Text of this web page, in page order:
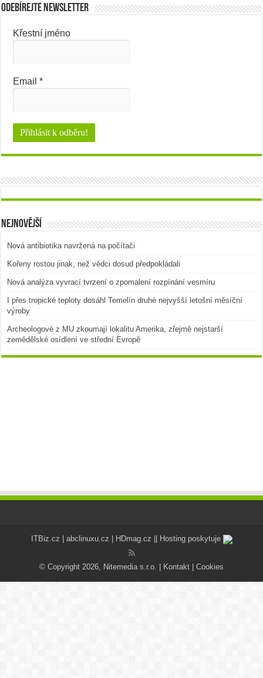
Odebírejte newsletter
Křestní jméno
Email*
Nejnovější
Nová antibiotika navržená na počítači
Kořeny rostou jinak, než vědci dosud předpokládali
Nová analýza vyvrací tvrzení o zpomalení rozpínání vesmíru
I přes tropické teploty dosáhl Temelín druhé nejvyšší letošní měsíční
výroby
Archeologové z MU zkoumají lokalitu Amerika, zřejmě nejstarší
zemědělské osídlení ve střední Evropě
ITBiz.cz abclinuxu.cz HDmag.cz || Hosting poskytuje
© Copyright 2026, Nitemedia s.r.o. | Kontakt Cookies